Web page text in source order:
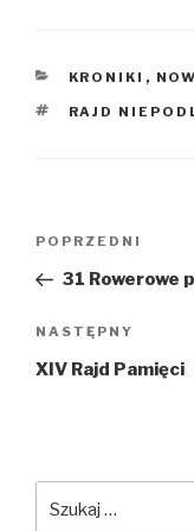
KATEGORIE
KRONIKI ,
TAGI
RAJD
Nawigacja
Poprzedni
wpis
POPRZEDNI
31 Rowerowe
Następny
wpis
NASTĘPNY
XIV Rajd Pamięci